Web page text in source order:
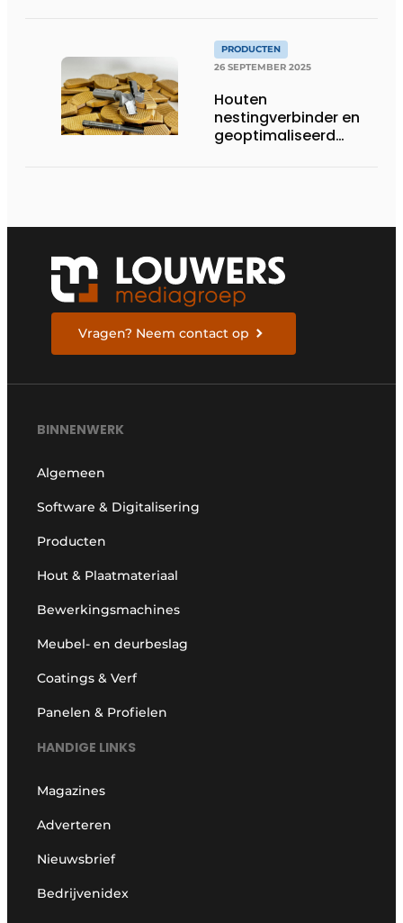
PRODUCTEN
26 SEPTEMBER 2025
Houten
nestingverbinder en
geoptimaliseerd
Vragen? Neem contact op
BINNENWERK
Algemeen
Software & Digitalisering
Producten
Hout & Plaatmateriaal
Bewerkingsmachines
Meubel- en deurbeslag
Coatings & Verf
Panelen & Profielen
HANDIGE LINKS
Magazines
Adverteren
Nieuwsbrief
Bedrijvenidex